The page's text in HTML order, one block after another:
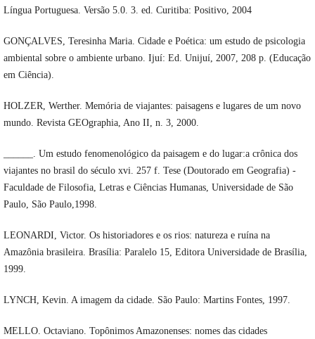
Língua Portuguesa. Versão 5.0. 3. ed. Curitiba: Positivo, 2004
GONÇALVES, Teresinha Maria. Cidade e Poética: um estudo de psicologia
ambiental sobre o ambiente urbano. Ijuí: Ed. Unijuí, 2007, 208 p. (Educação
em Ciência).
HOLZER, Werther. Memória de viajantes: paisagens e lugares de um novo
mundo. Revista GEOgraphia, Ano II, n. 3, 2000.
______. Um estudo fenomenológico da paisagem e do lugar:a crônica dos
viajantes no brasil do século xvi. 257 f. Tese (Doutorado em Geografia) -
Faculdade de Filosofia, Letras e Ciências Humanas, Universidade de São
Paulo, São Paulo,1998.
LEONARDI, Victor. Os historiadores e os rios: natureza e ruína na
Amazônia brasileira. Brasília: Paralelo 15, Editora Universidade de Brasília,
1999.
LYNCH, Kevin. A imagem da cidade. São Paulo: Martins Fontes, 1997.
MELLO. Octaviano. Topônimos Amazonenses: nomes das cidades